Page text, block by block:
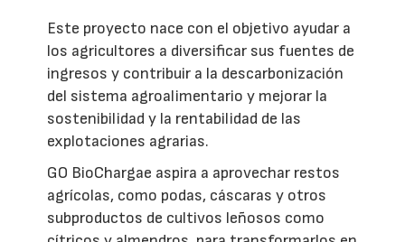
Este proyecto nace con el objetivo ayudar a
los agricultores a diversificar sus fuentes de
ingresos y contribuir a la descarbonización
del sistema agroalimentario y mejorar la
sostenibilidad y la rentabilidad de las
explotaciones agrarias.
GO BioChargae aspira a aprovechar restos
agrícolas, como podas, cáscaras y otros
subproductos de cultivos leñosos como